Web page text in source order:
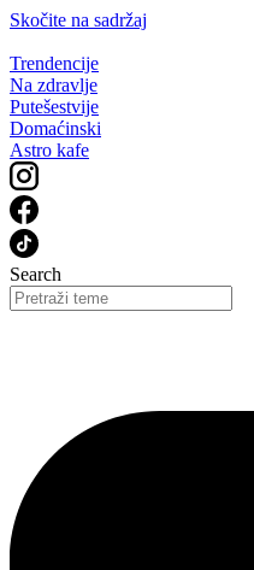
Skočite na sadržaj
Trendencije
Na zdravlje
Putešestvije
Domaćinski
Astro kafe
Search